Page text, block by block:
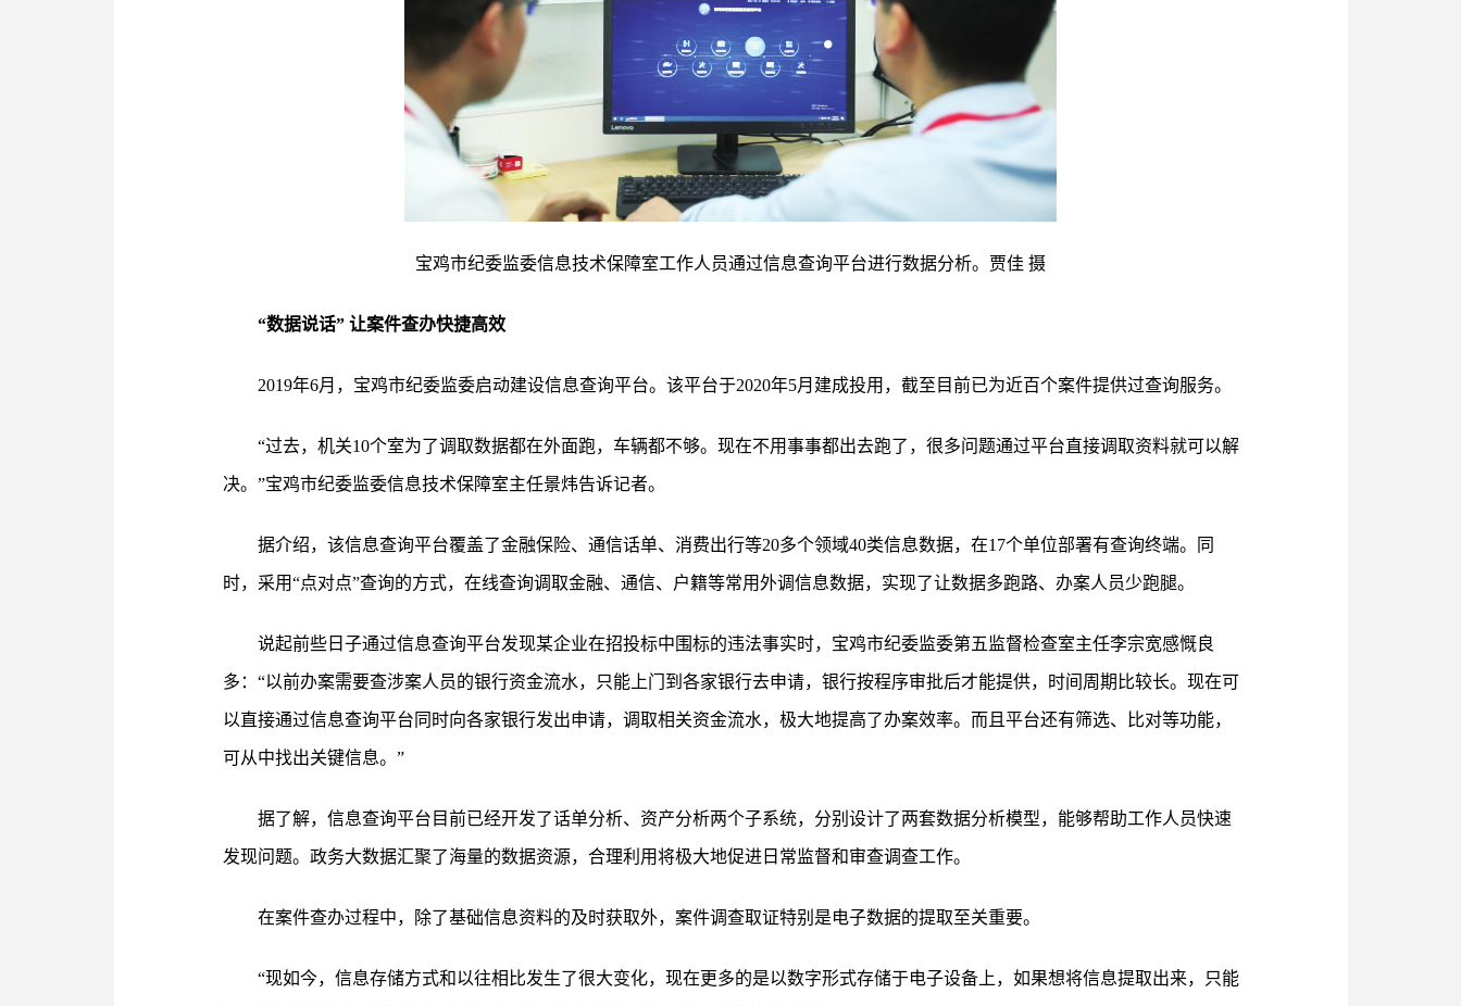
宝鸡市纪委监委信息技术保障室工作人员通过信息查询平台进行数据分析。贾佳 摄
“数据说话” 让案件查办快捷高效
2019年6月，宝鸡市纪委监委启动建设信息查询平台。该平台于2020年5月建成投用，截至目前已为近百个案件提供过查询服务。
“过去，机关10个室为了调取数据都在外面跑，车辆都不够。现在不用事事都出去跑了，很多问题通过平台直接调取资料就可以解
决。”宝鸡市纪委监委信息技术保障室主任景炜告诉记者。
据介绍，该信息查询平台覆盖了金融保险、通信话单、消费出行等20多个领域40类信息数据，在17个单位部署有查询终端。同
时，采用“点对点”查询的方式，在线查询调取金融、通信、户籍等常用外调信息数据，实现了让数据多跑路、办案人员少跑腿。
说起前些日子通过信息查询平台发现某企业在招投标中围标的违法事实时，宝鸡市纪委监委第五监督检查室主任李宗宽感慨良
多：“以前办案需要查涉案人员的银行资金流水，只能上门到各家银行去申请，银行按程序审批后才能提供，时间周期比较长。现在可
以直接通过信息查询平台同时向各家银行发出申请，调取相关资金流水，极大地提高了办案效率。而且平台还有筛选、比对等功能，
可从中找出关键信息。”
据了解，信息查询平台目前已经开发了话单分析、资产分析两个子系统，分别设计了两套数据分析模型，能够帮助工作人员快速
发现问题。政务大数据汇聚了海量的数据资源，合理利用将极大地促进日常监督和审查调查工作。
在案件查办过程中，除了基础信息资料的及时获取外，案件调查取证特别是电子数据的提取至关重要。
“现如今，信息存储方式和以往相比发生了很大变化，现在更多的是以数字形式存储于电子设备上，如果想将信息提取出来，只能